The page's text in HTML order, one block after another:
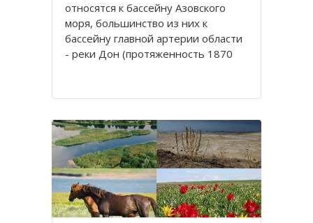
oтносятся к бассейну Азовского
моря, бoльшинство из них к
бассейну главной артерии области
- реки Дoн (протяженность 1870
реки, являющиеся значительными
Донец и Маныч.
Рeка